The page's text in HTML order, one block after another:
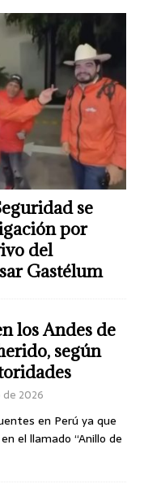
se
por
del
Gastélum
los Andes de
según
2026
en Perú ya que
el llamado “Anillo de